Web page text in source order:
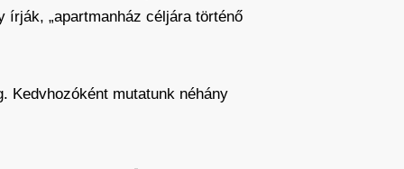
„apartmanház céljára történő
Kedvhozóként mutatunk néhány